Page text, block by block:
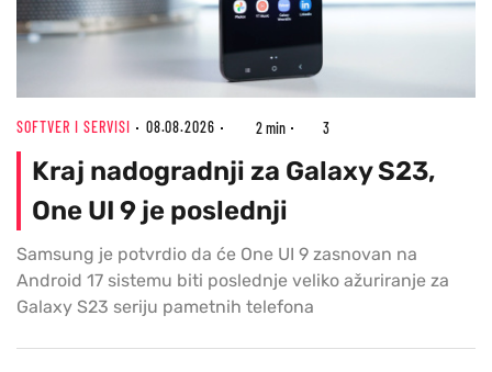
SOFTVER I SERVISI 08.08.2026 2 min 3
Kraj nadogradnji za Galaxy S23,
One UI 9 je poslednji
Samsung je potvrdio da će One UI 9 zasnovan na
Android 17 sistemu biti poslednje veliko ažuriranje za
Galaxy S23 seriju pametnih telefona